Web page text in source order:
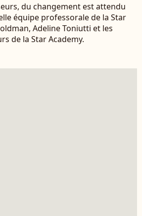
du changement est attendu
équipe professorale de la Star
Adeline Toniutti et les
de la Star Academy.